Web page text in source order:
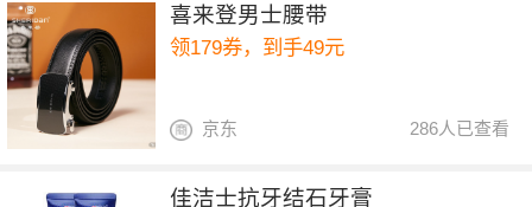
喜来登男士腰带
领179券，到手49元
286人已查看
京东
佳洁士抗牙结石牙膏